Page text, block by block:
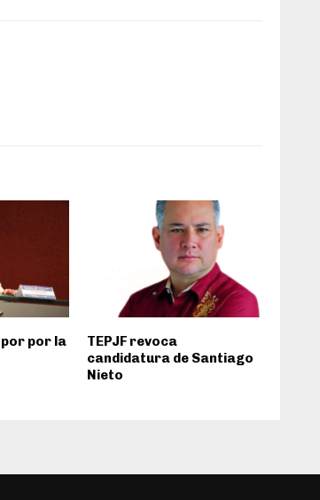
por la
TEPJF revoca
candidatura de Santiago
Nieto